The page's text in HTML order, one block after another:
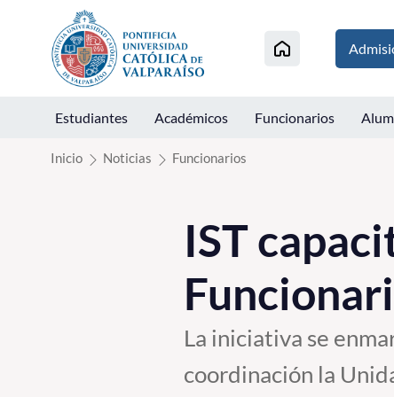
Click acá para ir directamente al contenido
Estudiantes Académicos Funcionarios
Inicio Noticias Funcionarios
IST
La iniciativa se
coordinación la